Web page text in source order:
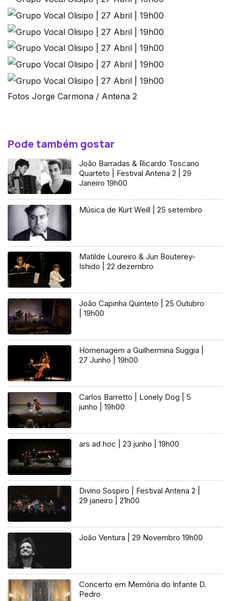
Fotos Jorge Carmona / Antena 2
Pode também gostar
João Barradas & Ricardo Toscano
Quarteto | Festival Antena 2 | 29
Janeiro 19h00
Música de Kurt Weill | 25 setembro
Matilde Loureiro & Jun Bouterey-
Ishido | 22 dezembro
João Capinha Quinteto | 25 Outubro
| 19h00
Homenagem a Guilhermina Suggia |
27 Junho | 19h00
Carlos Barretto | Lonely Dog | 5
junho | 19h00
ars ad hoc | 23 junho | 19h00
Divino Sospiro | Festival Antena 2 |
29 janeiro | 21h00
João Ventura | 29 Novembro 19h00
Concerto em Memória do Infante D.
Pedro